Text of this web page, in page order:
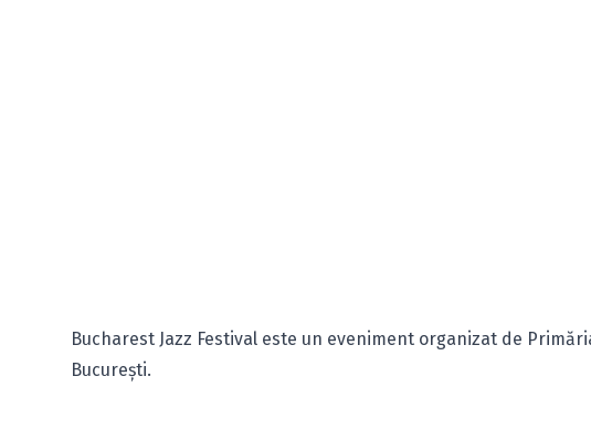
Bucharest Jazz Festival este un eveniment organizat de
București.